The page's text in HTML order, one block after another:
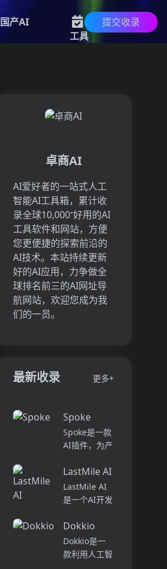
国产AI
新的AI
工具
提交收录
卓商AI
AI爱好者的一站式人工
智能AI工具箱，累计收
录全球10,000⁺好用的AI
工具软件和网站，方便
您更便捷的探索前沿的
AI技术。本站持续更新
好的AI应用，力争做全
球排名前三的AI网址导
航网站，欢迎您成为我
们的一员。
最新收录 更多+
Spoke
Spoke是一款
AI插件，为产
大的、注重隐
私的AI功能，
能够在几秒钟
上下文信息。
它可以帮助全
球快速增长的
团队节省时
LastMile AI
LastMile AI
是一个AI开发
程师而设计，
可以用于原型
开发和生成式
Dokkio
Dokkio是一
款利用人工智